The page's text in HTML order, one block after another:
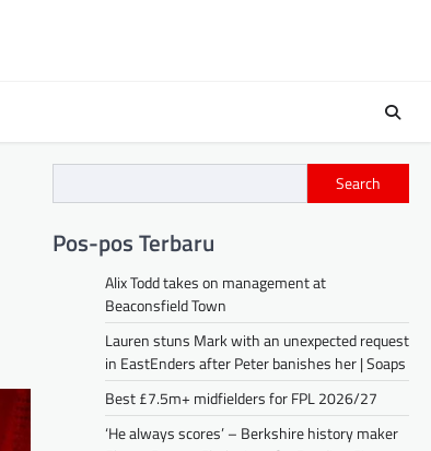
Search
Pos-pos Terbaru
Alix Todd takes on management at
Beaconsfield Town
Lauren stuns Mark with an unexpected request
in EastEnders after Peter banishes her | Soaps
Best £7.5m+ midfielders for FPL 2026/27
‘He always scores’ – Berkshire history maker